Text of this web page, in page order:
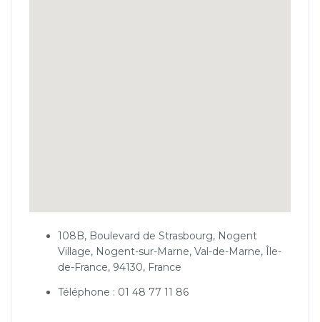
108B, Boulevard de Strasbourg, Nogent
Village, Nogent-sur-Marne, Val-de-Marne, Île-
de-France, 94130, France
Téléphone : 01 48 77 11 86